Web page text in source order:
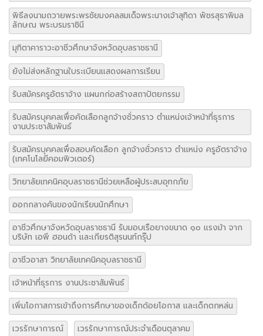
พิธีลงนามถวายพระพรชัยมงคลสมเด็จพระนางเจ้าสุทิดา พัชรสุธาพิมล
ลักษณ พระบรมราชินี
มุทิตาคาราวะอาชีวศึกษาจังหวัดอุบลราชธานี
ยังไม่ส่งหลักฐานใบระเบียนแสดงผลการเรียน
รับสมัครครูอัตราจ้าง แผนกก่อสร้างสถาปัตยกรรม
รับสมัครบุคคลเพื่อคัดเลือกลูกจ้างชั่วคราว ตำแหน่งเจ้าหน้าที่ธุรการ
งานประชาสัมพันธ์
รับสมัครบุคคลเพื่อสอบคัดเลือก ลูกจ้างชั่วคราว ตำแหน่ง ครูอัตราจ้าง
(เทคโนโลยีคอมพิวเตอร์)
วิทยาลัยเทคนิคอุบลราชธานีช่วยเหลือผู้ประสบอุทกภัย
ออกกลางคันของนักเรียนนักศึกษา
อาชีวศึกษาจังหวัดอุบลราชธานี รับมอบเรือยางขนาด ๑๐ แรงม้า จาก
บริษัท เอพี ฮอนด้า และเกียรติสุรนนท์กรุ๊ป
อาชีวอาสา วิทยาลัยเทคนิคอุบลราชธานี
เจ้าหน้าที่ธุรการ งานประชาสัมพันธ์
เพิ่มโอกาสการเข้าถึงการศึกษาของเด็กด้อยโอกาส และเด็กตกหล่น
เวรรักษาการณ์
เวรรักษาการณ์ประจำเดือนตุลาคม